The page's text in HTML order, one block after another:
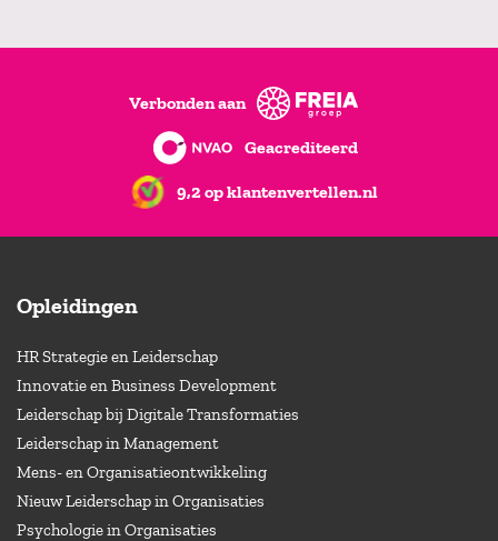
Verbonden aan
Geacrediteerd
9,2 op klantenvertellen.nl
Opleidingen
HR Strategie en Leiderschap
Innovatie en Business Development
Leiderschap bij Digitale Transformaties
Leiderschap in Management
Mens- en Organisatieontwikkeling
Nieuw Leiderschap in Organisaties
Psychologie in Organisaties